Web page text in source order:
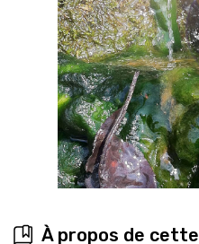
À propos de